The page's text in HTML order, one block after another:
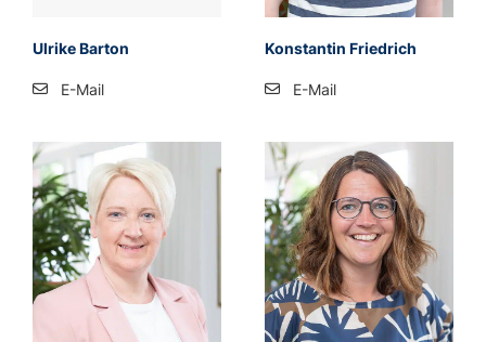
Ulrike Barton
E-Mail
Kon­stan­tin Fried­rich
E-Mail